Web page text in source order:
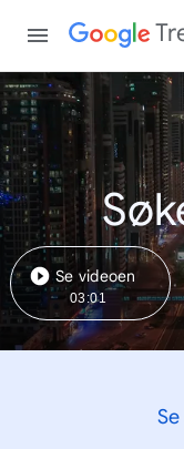
Se videoen
03:01